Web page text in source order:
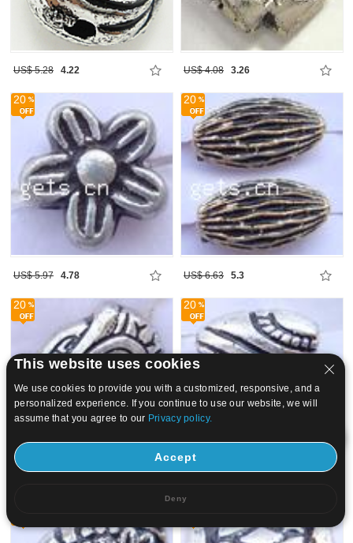
US$ 5.28 4.22 US$ 4.08 3.26
20
US$ 5.97 4.78
20
US$ 6.63 5.3
20 20
This website uses cookies
We use cookies to provide you with a customized, responsive, and a
personalized experience. If you continue to use our website, we will
assume that you agree to our Privacy policy.
Accept
Deny